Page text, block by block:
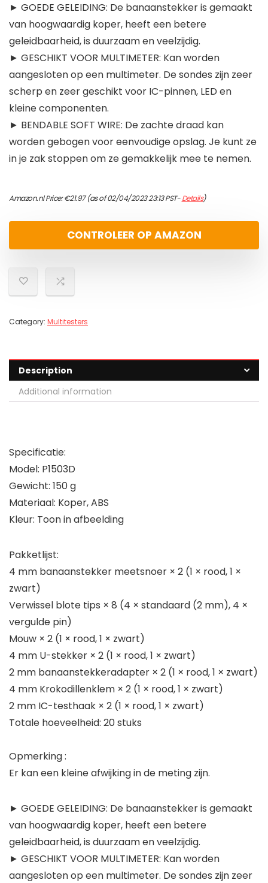
► GOEDE GELEIDING: De banaanstekker is gemaakt
van hoogwaardig koper, heeft een betere
geleidbaarheid, is duurzaam en veelzijdig.
► GESCHIKT VOOR MULTIMETER: Kan worden
aangesloten op een multimeter. De sondes zijn zeer
scherp en zeer geschikt voor IC-pinnen, LED en
kleine componenten.
► BENDABLE SOFT WIRE: De zachte draad kan
worden gebogen voor eenvoudige opslag. Je kunt ze
in je zak stoppen om ze gemakkelijk mee te nemen.
Amazon.nl Price:€21.97(as of 02/04/2023 23:13 PST-Details)
CONTROLEER OP AMAZON
Category: Multitesters
Description
Additional information
Specificatie:
Model: P1503D
Gewicht: 150 g
Materiaal: Koper, ABS
Kleur: Toon in afbeelding
Pakketlijst:
4 mm banaanstekker meetsnoer × 2 (1 × rood, 1 ×
zwart)
Verwissel blote tips × 8 (4 × standaard (2 mm), 4 ×
vergulde pin)
Mouw × 2 (1 × rood, 1 × zwart)
4 mm U-stekker × 2 (1 × rood, 1 × zwart)
2 mm banaanstekkeradapter × 2 (1 × rood, 1 × zwart)
4 mm Krokodillenklem × 2 (1 × rood, 1 × zwart)
2 mm IC-testhaak × 2 (1 × rood, 1 × zwart)
Totale hoeveelheid: 20 stuks
Opmerking :
Er kan een kleine afwijking in de meting zijn.
► GOEDE GELEIDING: De banaanstekker is gemaakt
van hoogwaardig koper, heeft een betere
geleidbaarheid, is duurzaam en veelzijdig.
► GESCHIKT VOOR MULTIMETER: Kan worden
aangesloten op een multimeter. De sondes zijn zeer